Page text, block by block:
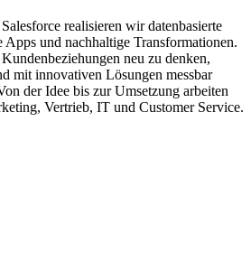
realisieren wir datenbasierte
Apps und nachhaltige Transformationen.
neu zu denken,
mit innovativen Lösungen messbar
der Idee bis zur Umsetzung arbeiten
Vertrieb, IT und Customer Service.